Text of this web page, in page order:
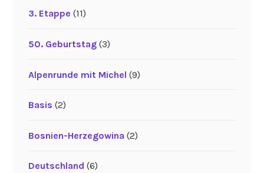
3. Etappe (11)
50. Geburtstag(3)
Alpenrunde mit Michel (9)
Basis (2)
Bosnien-Herzegowina (2)
Deutschland (6)